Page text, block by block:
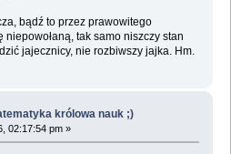
bądź to przez prawowitego
niepowołaną, tak samo niszczy stan
jajecznicy, nie rozbiwszy jajka. Hm.
królowa nauk ;)
02:17:54 pm »